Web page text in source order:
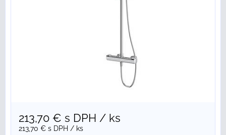
213,70 € s DPH / ks
213,70 € s DPH / ks